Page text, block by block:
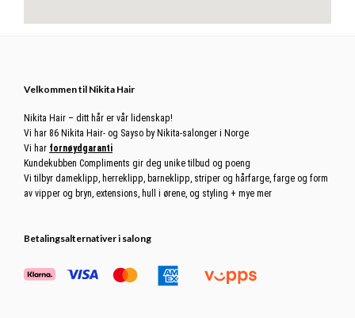
Footer
Velkommen til Nikita Hair
Nikita Hair – ditt hår er vår lidenskap!
Vi har 86 Nikita Hair- og Sayso by Nikita-salonger i Norge
Vi har fornøydgaranti
Kundekubben Compliments gir deg unike tilbud og poeng
Vi tilbyr dameklipp, herreklipp, barneklipp, striper og hårfarge, farge og form
av vipper og bryn, extensions, hull i ørene, og styling + mye mer
Betalingsalternativer i salong